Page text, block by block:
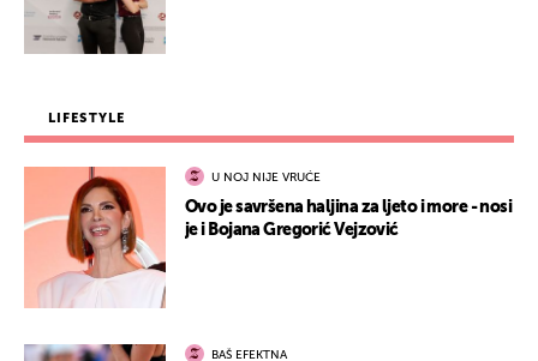
LIFESTYLE
U NOJ NIJE VRUĆE
Ovo je savršena haljina za ljeto i more - nosi
je i Bojana Gregorić Vejzović
BAŠ EFEKTNA